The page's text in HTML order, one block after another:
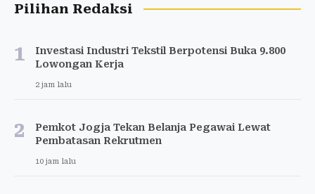
Pilihan Redaksi
1
Investasi Industri Tekstil Berpotensi Buka 9.800
Lowongan Kerja
2 jam lalu
2
Pemkot Jogja Tekan Belanja Pegawai Lewat
Pembatasan Rekrutmen
10 jam lalu